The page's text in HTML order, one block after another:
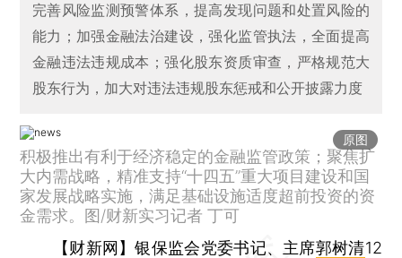
完善风险监测预警体系，提高发现问题和处置风险的
能力；加强金融法治建设，强化监管执法，全面提高
金融违法违规成本；强化股东资质审查，严格规范大
股东行为，加大对违法违规股东惩戒和公开披露力度
原图
积极推出有利于经济稳定的金融监管政策；聚焦扩
大内需战略，精准支持“十四五”重大项目建设和国
家发展战略实施，满足基础设施适度超前投资的资
金需求。图/财新实习记者 丁可
【财新网】银保监会党委书记、主席郭树清12